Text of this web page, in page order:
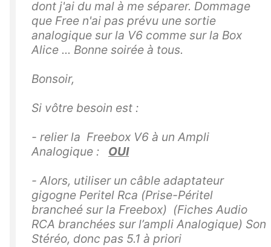
dont j'ai du mal à me séparer. Dommage
que Free n'ai pas prévu une sortie
analogique sur la V6 comme sur la Box
Alice ... Bonne soirée à tous.
Bonsoir,
Si vôtre besoin est :
- relier la Freebox V6 à un Ampli
Analogique : OUI
- Alors, utiliser un câble adaptateur
gigogne Peritel Rca (Prise-Péritel
brancheé sur la Freebox) (Fiches Audio
RCA branchées sur l’ampli Analogique) Son
Stéréo, donc pas 5.1 à priori